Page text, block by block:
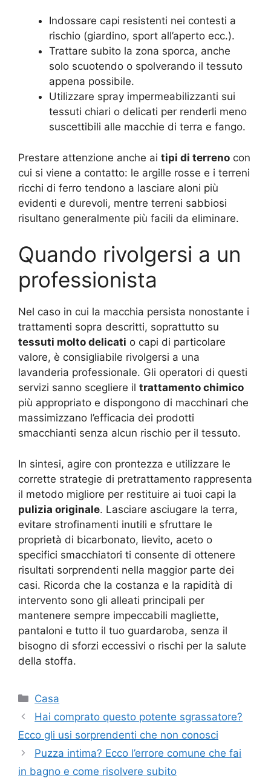
Indossare capi resistenti nei contesti a
rischio (giardino, sport all’aperto ecc.).
Trattare subito la zona sporca, anche
solo scuotendo o spolverando il tessuto
appena possibile.
Utilizzare spray impermeabilizzanti sui
tessuti chiari o delicati per renderli meno
suscettibili alle macchie di terra e fango.
Prestare attenzione anche ai tipi di terreno con
cui si viene a contatto: le argille rosse e i terreni
ricchi di ferro tendono a lasciare aloni più
evidenti e durevoli, mentre terreni sabbiosi
risultano generalmente più facili da eliminare.
Quando rivolgersi a un
professionista
Nel caso in cui la macchia persista nonostante i
trattamenti sopra descritti, soprattutto su
tessuti molto delicati o capi di particolare
valore, è consigliabile rivolgersi a una
lavanderia professionale. Gli operatori di questi
servizi sanno scegliere il trattamento chimico
più appropriato e dispongono di macchinari che
massimizzano l’efficacia dei prodotti
smacchianti senza alcun rischio per il tessuto.
In sintesi, agire con prontezza e utilizzare le
corrette strategie di pretrattamento rappresenta
il metodo migliore per restituire ai tuoi capi la
pulizia originale. Lasciare asciugare la terra,
evitare strofinamenti inutili e sfruttare le
proprietà di bicarbonato, lievito, aceto o
specifici smacchiatori ti consente di ottenere
risultati sorprendenti nella maggior parte dei
casi. Ricorda che la costanza e la rapidità di
intervento sono gli alleati principali per
mantenere sempre impeccabili magliette,
pantaloni e tutto il tuo guardaroba, senza il
bisogno di sforzi eccessivi o rischi per la salute
della stoffa.
Categorie
Casa
Hai comprato questo potente sgrassatore?
Ecco gli usi sorprendenti che non conosci
Puzza intima? Ecco l’errore comune che fai
in bagno e come risolvere subito